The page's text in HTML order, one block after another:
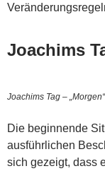
Joachims
Joachims Tag –
Die beginnende
ausführlichen
sich gezeigt, dass